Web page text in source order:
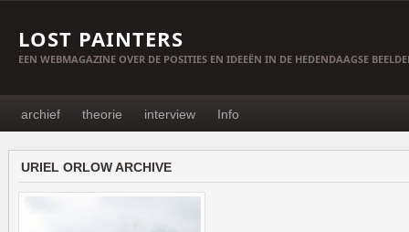
LOST PAINTERS
EEN WEBMAGAZINE OVER DE POSITIES EN IDEEËN IN DE HEDENDAAGSE
archief theorie interview Info
URIEL ORLOW ARCHIVE